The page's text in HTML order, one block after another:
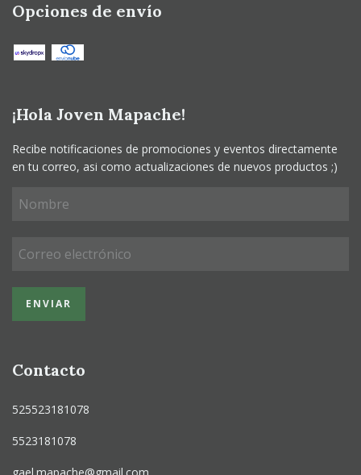
Opciones de envío
¡Hola Joven Mapache!
Recibe notificaciones de promociones y eventos directamente
en tu correo, asi como actualizaciones de nuevos productos ;)
Contacto
525523181078
5523181078
gael.mapache@gmail.com